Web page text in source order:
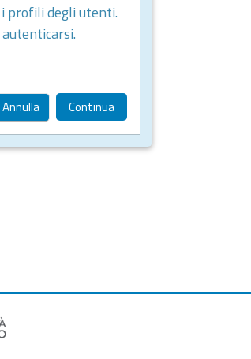
profili degli utenti.
Annulla Continua